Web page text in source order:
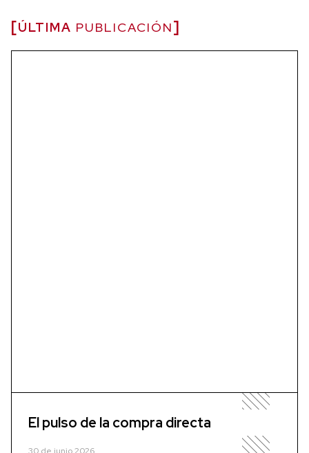
ÚLTIMA PUBLICACIÓN
El pulso de la compra directa
30 de junio 2026